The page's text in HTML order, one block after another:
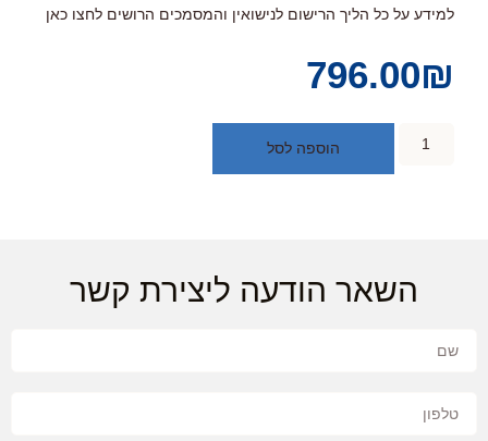
למידע על כל הליך הרישום לנישואין והמסמכים הרושיםלחצו כאן
796.00₪
הוספה לסל
השאר הודעה ליצירת קשר